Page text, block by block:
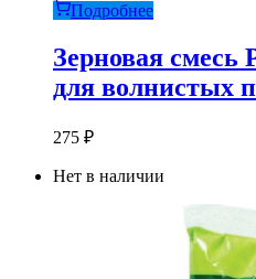
Подробнее
Зерновая
для волнистых
275 ₽
Нет в наличии